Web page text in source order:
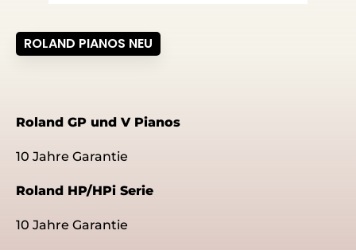
ROLAND PIANOS NEU
Roland GP und V Pianos
10 Jahre Garantie
Roland HP/HPi Serie
10 Jahre Garantie